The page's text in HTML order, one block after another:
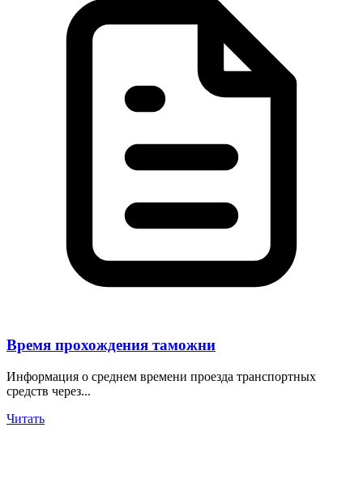
Время прохождения таможни
Информация о среднем времени проезда транспортных
средств через...
Читать